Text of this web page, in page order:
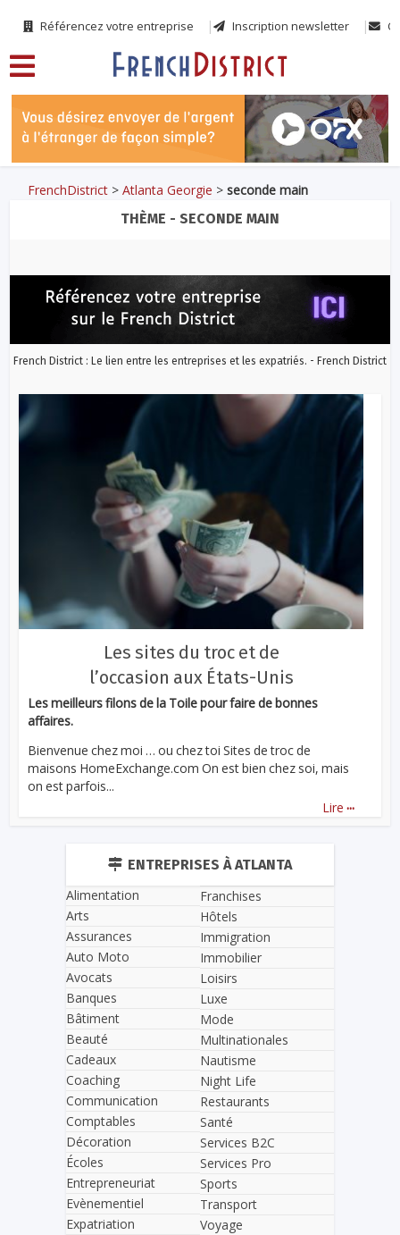
Référencez votre entreprise Inscription newsletter
FrenchDistrict >Atlanta Georgie >seconde main
THÈME - SECONDE MAIN
French District : Le lien entre les entreprises et les expatriés. - French District
Les sites du troc et de
l’occasion aux États-Unis
Les meilleurs filons de la Toile pour faire de bonnes
affaires.
Bienvenue chez moi … ou chez toi Sites de troc de
maisons HomeExchange.com On est bien chez soi, mais
on est parfois...
Lire ...
ENTREPRISES À ATLANTA
Alimentation
Arts
Assurances
Auto Moto
Avocats
Banques
Bâtiment
Beauté
Cadeaux
Coaching
Communication
Comptables
Décoration
Écoles
Entrepreneuriat
Evènementiel
Expatriation
Franchises
Hôtels
Immigration
Immobilier
Loisirs
Luxe
Mode
Multinationales
Nautisme
Night Life
Restaurants
Santé
Services B2C
Services Pro
Sports
Transport
Voyage